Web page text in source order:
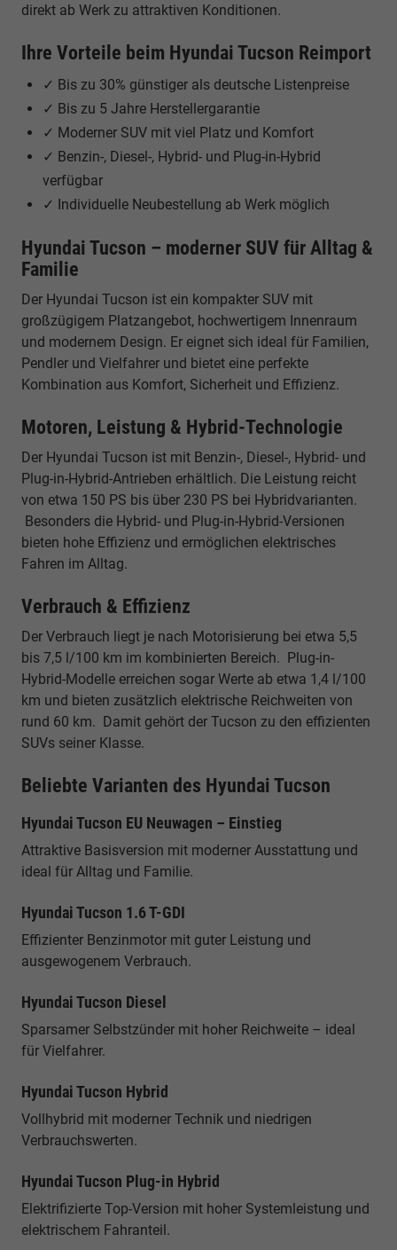
direkt ab Werk zu attraktiven Konditionen.
Ihre Vorteile beim Hyundai Tucson Reimport
✓ Bis zu 30% günstiger als deutsche Listenpreise
✓ Bis zu 5 Jahre Herstellergarantie
✓ Moderner SUV mit viel Platz und Komfort
✓ Benzin-, Diesel-, Hybrid- und Plug-in-Hybrid
verfügbar
✓ Individuelle Neubestellung ab Werk möglich
Hyundai Tucson – moderner SUV für Alltag &
Familie
Der Hyundai Tucson ist ein kompakter SUV mit
großzügigem Platzangebot, hochwertigem Innenraum
und modernem Design. Er eignet sich ideal für Familien,
Pendler und Vielfahrer und bietet eine perfekte
Kombination aus Komfort, Sicherheit und Effizienz.
Motoren, Leistung & Hybrid-Technologie
Der Hyundai Tucson ist mit Benzin-, Diesel-, Hybrid- und
Plug-in-Hybrid-Antrieben erhältlich. Die Leistung reicht
von etwa 150 PS bis über 230 PS bei Hybridvarianten.
Besonders die Hybrid- und Plug-in-Hybrid-Versionen
bieten hohe Effizienz und ermöglichen elektrisches
Fahren im Alltag.
Verbrauch & Effizienz
Der Verbrauch liegt je nach Motorisierung bei etwa 5,5
bis 7,5 l/100 km im kombinierten Bereich. Plug-in-
Hybrid-Modelle erreichen sogar Werte ab etwa 1,4 l/100
km und bieten zusätzlich elektrische Reichweiten von
rund 60 km. Damit gehört der Tucson zu den effizienten
SUVs seiner Klasse.
Beliebte Varianten des Hyundai Tucson
Hyundai Tucson EU Neuwagen – Einstieg
Attraktive Basisversion mit moderner Ausstattung und
ideal für Alltag und Familie.
Hyundai Tucson 1.6 T-GDI
Effizienter Benzinmotor mit guter Leistung und
ausgewogenem Verbrauch.
Hyundai Tucson Diesel
Sparsamer Selbstzünder mit hoher Reichweite – ideal
für Vielfahrer.
Hyundai Tucson Hybrid
Vollhybrid mit moderner Technik und niedrigen
Verbrauchswerten.
Hyundai Tucson Plug-in Hybrid
Elektrifizierte Top-Version mit hoher Systemleistung und
elektrischem Fahranteil.